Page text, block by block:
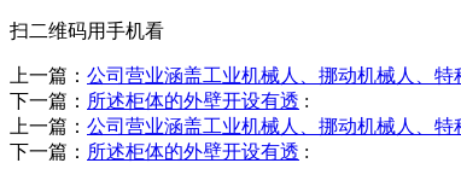
扫二维码用手机看
上一篇： 公司营业涵盖工业机械人、挪动机械人、特
下一篇： 所述柜体的外壁开设有透 :
上一篇： 公司营业涵盖工业机械人、挪动机械人、特
下一篇： 所述柜体的外壁开设有透 :